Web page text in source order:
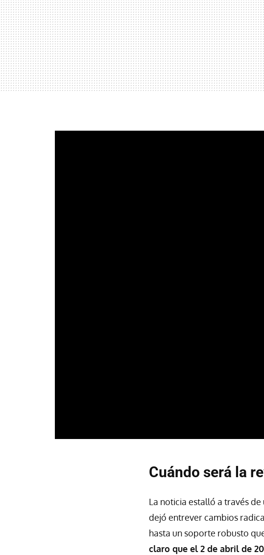
Cuándo será la
La noticia estalló a través de
dejó entrever cambios
hasta un soporte robusto
claro que el 2 de abril de